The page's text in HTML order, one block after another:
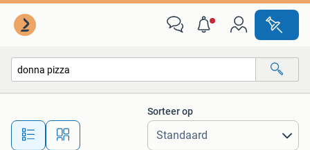
Alle afstanden…
Sorteer op